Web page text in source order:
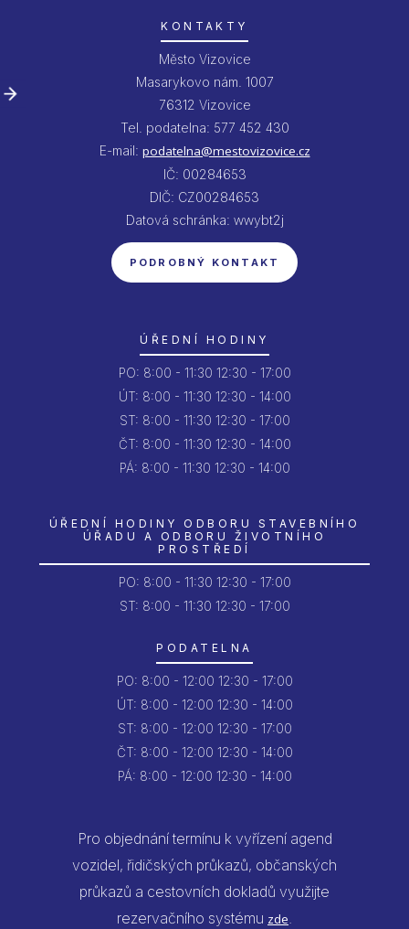
KONTAKTY
Město Vizovice
Masarykovo nám. 1007
76312 Vizovice
Tel. podatelna: 577 452 430
E-mail: podatelna@mestovizovice.cz
IČ: 00284653
DIČ: CZ00284653
Datová schránka: wwybt2j
PODROBNÝ KONTAKT
ÚŘEDNÍ HODINY
PO: 8:00 - 11:30 12:30 - 17:00
ÚT: 8:00 - 11:30 12:30 - 14:00
ST: 8:00 - 11:30 12:30 - 17:00
ČT: 8:00 - 11:30 12:30 - 14:00
PÁ: 8:00 - 11:30 12:30 - 14:00
ÚŘEDNÍ HODINY ODBORU STAVEBNÍHO
ÚŘADU A ODBORU ŽIVOTNÍHO
PROSTŘEDÍ
PO: 8:00 - 11:30 12:30 - 17:00
ST: 8:00 - 11:30 12:30 - 17:00
PODATELNA
PO: 8:00 - 12:00 12:30 - 17:00
ÚT: 8:00 - 12:00 12:30 - 14:00
ST: 8:00 - 12:00 12:30 - 17:00
ČT: 8:00 - 12:00 12:30 - 14:00
PÁ: 8:00 - 12:00 12:30 - 14:00
Pro objednání termínu k vyřízení agend
vozidel, řidičských průkazů, občanských
průkazů a cestovních dokladů využijte
rezervačního systému zde.